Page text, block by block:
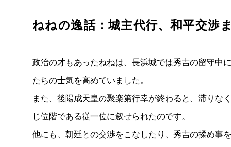
ねねの逸話：城主代行、和平交渉
政治の才もあったねねは、長浜城では秀吉の留守中
たちの士気を高めていました。
また、後陽成天皇の聚楽第行幸が終わると、滞りな
じ位階である従一位に叙せられたのです。
他にも、朝廷との交渉をこなしたり、秀吉の揉め事